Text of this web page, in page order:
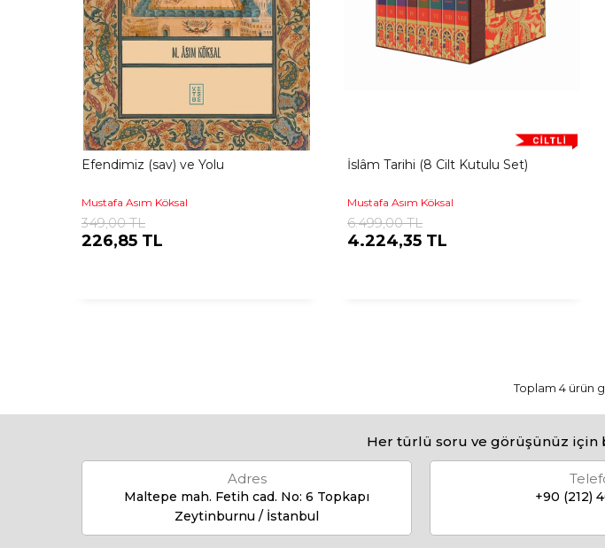
Efendimiz (sav) ve Yolu
Mustafa Asım Köksal
349,00 TL
226,85 TL
İslâm Tarihi (8 Cilt Kutulu Set)
Mustafa Asım Köksal
6.499,00 TL
4.224,35 TL
Toplam 4 ürün
Her türlü soru ve görüşünüz
Adres
Maltepe mah. Fetih cad. No: 6 Topkapı
Zeytinburnu / İstanbul
+90 (212)